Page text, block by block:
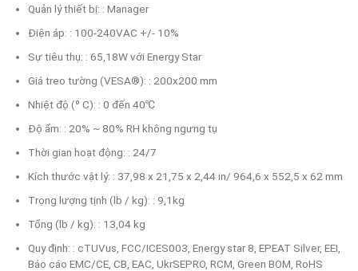
Quản lý thiết bị: : Manager
Điện áp: : 100-240VAC +/- 10%
Sự tiêu thụ: : 65,18W với Energy Star
Giá treo tường (VESA®): : 200x200 mm
Nhiệt độ (º C): : 0 đến 40℃
Độ ẩm: : 20% ~ 80% RH không ngưng tụ
Thời gian hoạt động: : 24/7
Kích thước vật lý: : 37,98 x 21,75 x 2,44 in/ 964,6 x 552,5 x 62 mm
Trọng lượng tịnh (lb / kg): : 9,1kg
Tổng (lb / kg): : 13,04 kg
Quy định: : cTUVus, FCC/ICES003, Energy star 8, EPEAT Silver, EEI,
Báo cáo EMC/CE, CB, EAC, UkrSEPRO, RCM, Green BOM, RoHS